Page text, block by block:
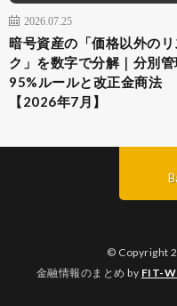
2026.07.25
暗号資産の「価格以外のリ
ク」を数字で分解｜分別管
95%ルールと改正金商法
【2026年7月】
© Copyright
金融情報のまとめ by FIT-